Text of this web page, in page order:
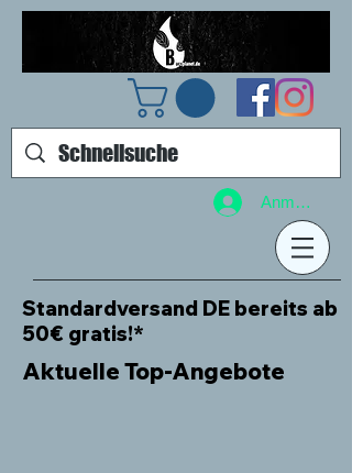
Anmelden
Standardversand DE bereits ab
50€ gratis!*
Aktuelle Top-Angebote